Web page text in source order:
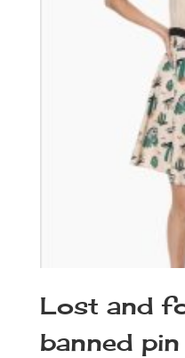
Lost and
banned